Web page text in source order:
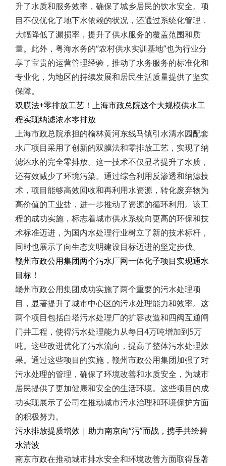
升了水质和服务效率，确保了城乡居民的饮水安全。项
目不仅优化了地下水依赖的状况，还通过系统化管理，
大幅降低了漏损率，提升了供水服务的覆盖范围和质
量。此外，粤海水务的“农村供水实训基地”也为行业分
享了宝贵的运营管理经验，推动了水务服务的标准化和
专业化，为地区的持续发展和居民生活质量提供了坚实
保障。
双膜法+零排放工艺！上海市政总院这个大规模供水工
程实现纳滤浓水零排放
上海市政总院承担的榆林黄河东线马镇引水清水园配套
水厂项目采用了创新的双膜法和零排放工艺，实现了纳
滤浓水的完全零排放。这一技术不仅显著提升了水质，
还有效减少了环境污染。通过综合利用反渗透和纳滤技
术，项目能够高效回收和再利用水资源，转化废弃物为
高价值的工业盐，进一步推动了资源的循环利用。该工
程的成功实施，标志着城市供水系统向更高的环保和技
术标准迈进，为国内水处理行业树立了新的技术标杆，
同时也展示了向生态文明建设目标迈进的坚定步伐。
赣州市政公用集团两个污水厂网一体化子项目实现通水
目标！
赣州市政公用集团成功实施了两个重要的污水处理项
目，显著提升了城市中心区的污水处理能力和效率。这
两个项目包括白塔污水处理厂的扩容改造和四阀互通闸
门井工程，使得污水处理能力从每日4万吨增加到5万
吨。这些改进优化了污水流向，提高了整体污水处理效
果。通过这些项目的实施，赣州市政公用集团加强了对
污水处理的管理，确保了环境改善和水质安全，为城市
居民提供了更加健康和安全的生活环境。这些项目的成
功实现展示了公司在推动城市污水治理和环境保护方面
的积极努力。
污水排放提质增效 | 助力南京向“污”而战，携手共绘碧
水清波
南京市政在推动城市排水安全和环境改善方面取得显著